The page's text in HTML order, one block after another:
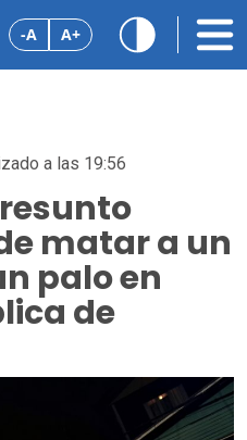
-A A+
a las 19:56
matar a un
palo en
de